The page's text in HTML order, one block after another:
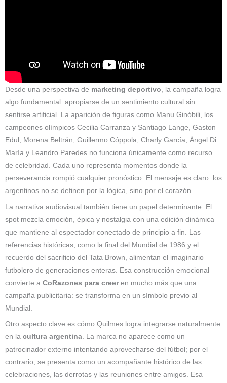
Desde una perspectiva de marketing deportivo , la campaña logra
algo fundamental: apropiarse de un sentimiento cultural sin
sentirse artificial. La aparición de figuras como Manu Ginóbili, los
campeones olímpicos Cecilia Carranza y Santiago Lange, Gaston
Edul, Morena Beltrán, Guillermo Cóppola, Charly García, Ángel Di
María y Leandro Paredes no funciona únicamente como recurso
de celebridad. Cada uno representa momentos donde la
perseverancia rompió cualquier pronóstico. El mensaje es claro: los
argentinos no se definen por la lógica, sino por el corazón.
La narrativa audiovisual también tiene un papel determinante. El
spot mezcla emoción, épica y nostalgia con una edición dinámica
que mantiene al espectador conectado de principio a fin. Las
referencias históricas, como la final del Mundial de 1986 y el
recuerdo del sacrificio del Tata Brown, alimentan el imaginario
futbolero de generaciones enteras. Esa construcción emocional
convierte a CoRazones para creeren mucho más que una
campaña publicitaria: se transforma en un símbolo previo al
Mundial.
Otro aspecto clave es cómo Quilmes logra integrarse naturalmente
en la cultura argentina. La marca no aparece como un
patrocinador externo intentando aprovecharse del fútbol; por el
contrario, se presenta como un acompañante histórico de las
celebraciones, las derrotas y las reuniones entre amigos. Esa